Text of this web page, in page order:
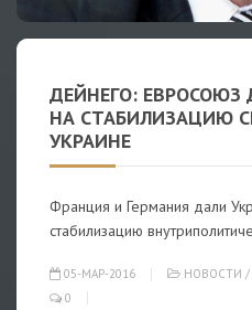
ДЕЙНЕГО: ЕВРОСОЮЗ
НА СТАБИЛИЗАЦИЮ
УКРАИНЕ
Франция и Германия дали
стабилизацию
05-МАР-2016 НОВОСТИ /
0